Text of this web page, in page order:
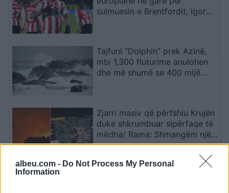
albeu.com - Do Not Process My Personal
Information
sulmuesin e Brentfordit, Igor
Tajfuni “Dolphin” prek Azinë,
mbi 1,300 fluturime anulohen
dhe më shumë se 400 mijë
Zjarri masiv që përfshiu Krujën
duke shkrumbuar sipërfaqe të
mëdha/ Rama: Shmangëm një
bilanc tragjik